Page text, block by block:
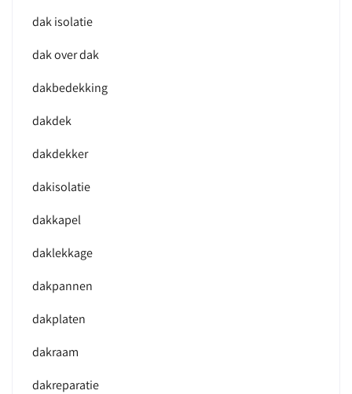
dak isolatie
dak over dak
dakbedekking
dakdek
dakdekker
dakisolatie
dakkapel
daklekkage
dakpannen
dakplaten
dakraam
dakreparatie